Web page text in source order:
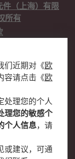
件（上海）有限
所有
处
们近期对 《欧
容请点击 《欧
处理您的个人
理您的敏感个
个人信息，请
或建议，可通